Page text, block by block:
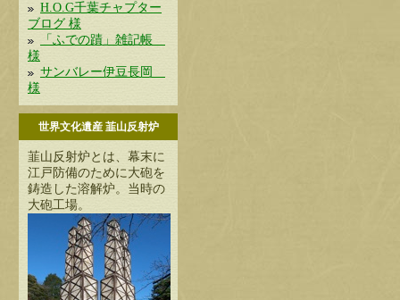
H.O.G千葉チャプター
ブログ 様
「ふでの蹟」雑記帳
様
サンバレー伊豆長岡
様
世界文化遺産 韮山反射炉
韮山反射炉とは、幕末に
江戸防備のために大砲を
鋳造した溶解炉。当時の
大砲工場。